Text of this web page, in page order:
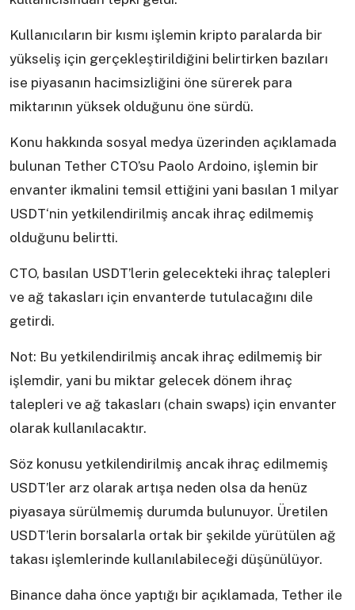
Kullanıcıların bir kısmı işlemin kripto paralarda bir
yükseliş için gerçekleştirildiğini belirtirken bazıları
ise piyasanın hacimsizliğini öne sürerek para
miktarının yüksek olduğunu öne sürdü.
Konu hakkında sosyal medya üzerinden açıklamada
bulunan Tether CTO’su Paolo Ardoino, işlemin bir
envanter ikmalini temsil ettiğini yani basılan 1 milyar
USDT‘nin yetkilendirilmiş ancak ihraç edilmemiş
olduğunu belirtti.
CTO, basılan USDT’lerin gelecekteki ihraç talepleri
ve ağ takasları için envanterde tutulacağını dile
getirdi.
Not: Bu yetkilendirilmiş ancak ihraç edilmemiş bir
işlemdir, yani bu miktar gelecek dönem ihraç
talepleri ve ağ takasları (chain swaps) için envanter
olarak kullanılacaktır.
Söz konusu yetkilendirilmiş ancak ihraç edilmemiş
USDT’ler arz olarak artışa neden olsa da henüz
piyasaya sürülmemiş durumda bulunuyor. Üretilen
USDT’lerin borsalarla ortak bir şekilde yürütülen ağ
takası işlemlerinde kullanılabileceği düşünülüyor.
Binance daha önce yaptığı bir açıklamada, Tether ile